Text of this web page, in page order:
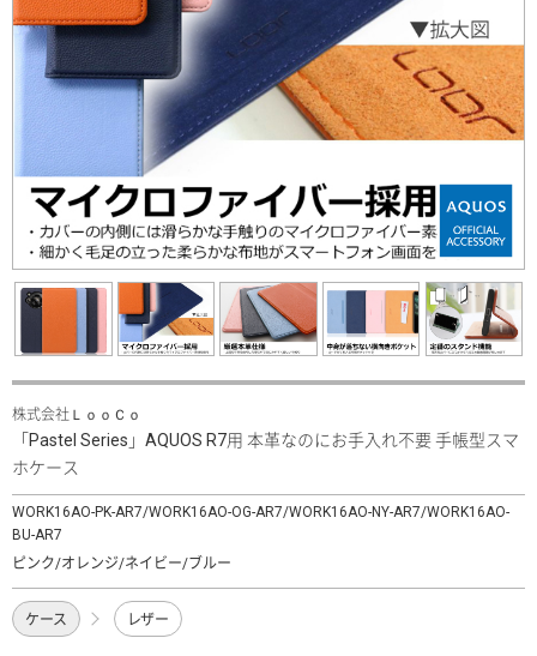
株式会社ＬｏｏＣｏ
「Pastel Series」AQUOS R7用 本革なのにお手入れ不要 手帳型スマ
ホケース
WORK16AO-PK-AR7/WORK16AO-OG-AR7/WORK16AO-NY-AR7/WORK16AO-
BU-AR7
ピンク/オレンジ/ネイビー/ブルー
ケース レザー